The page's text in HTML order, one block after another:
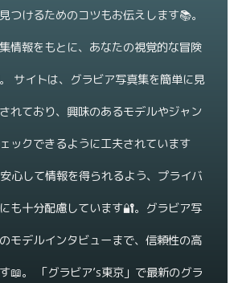
つけるためのコツもお伝えします📚。
情報をもとに、あなたの視覚的な冒険
サイトは、グラビア写真集を簡単に見
れており、興味のあるモデルやジャン
ックできるように工夫されています
心して情報を得られるよう、プライバ
も十分配慮しています🔐。グラビア写
モデルインタビューまで、信頼性の高
📖。 「グラビア’s東京」で最新のグラ